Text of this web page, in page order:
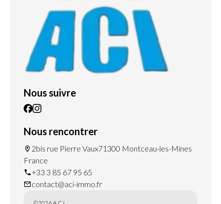
Nous suivre
Nous rencontrer
2bis rue Pierre Vaux71300 Montceau-les-Mines
France
+33 3 85 67 95 65
contact@aci-immo.fr